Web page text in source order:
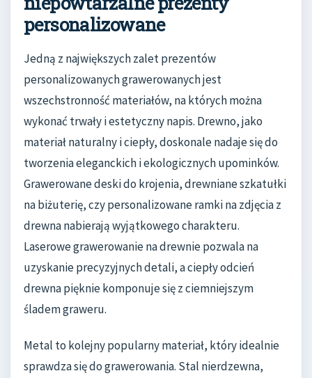
personalizowane
Jedną z największych zalet prezentów
personalizowanych grawerowanych jest
wszechstronność materiałów, na których można
wykonać trwały i estetyczny napis. Drewno, jako
materiał naturalny i ciepły, doskonale nadaje się do
tworzenia eleganckich i ekologicznych upominków.
Grawerowane deski do krojenia, drewniane szkatułki
na biżuterię, czy personalizowane ramki na zdjęcia z
drewna nabierają wyjątkowego charakteru.
Laserowe grawerowanie na drewnie pozwala na
uzyskanie precyzyjnych detali, a ciepły odcień
drewna pięknie komponuje się z ciemniejszym
śladem graweru.
Metal to kolejny popularny materiał, który idealnie
sprawdza się do grawerowania. Stal nierdzewna,